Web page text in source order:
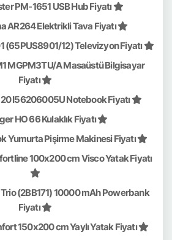
PM-1651 USB Hub Fiyatı
AR264 Elektrikli Tava Fiyatı
(65PUS8901/12) Televizyon Fiyatı
MGPM3TU/A Masaüstü Bilgisayar
Fiyatı
I56206005U Notebook Fiyatı
HO 66 Kulaklık Fiyatı
Yumurta Pişirme Makinesi Fiyatı
100x200 cm Visco Yatak Fiyatı
(2BB171) 10000 mAh Powerbank
Fiyatı
150x200 cm Yaylı Yatak Fiyatı